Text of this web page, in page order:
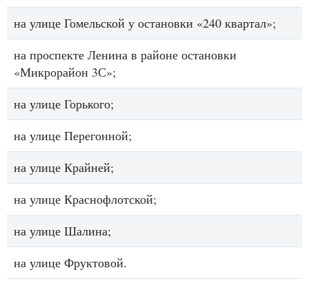
на улице Гомельской у остановки «240 квартал»;
на проспекте Ленина в районе остановки
«Микрорайон 3С»;
на улице Горького;
на улице Перегонной;
на улице Крайней;
на улице Краснофлотской;
на улице Шалина;
на улице Фруктовой.